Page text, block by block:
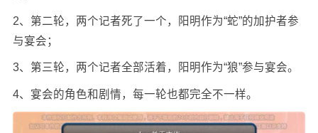
2、第二轮，两个记者死了一个，阳明作为“蛇”的加护者参
与宴会；
3、第三轮，两个记者全部活着，阳明作为“狼”参与宴会。
4、宴会的角色和剧情，每一轮也都完全不一样。